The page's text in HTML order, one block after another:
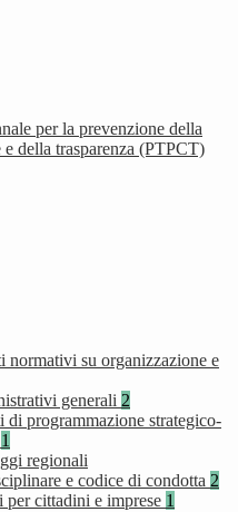
per la prevenzione della
della trasparenza (PTPCT)
normativi su organizzazione e
generali 2
di programmazione strategico-
1
regionali
e codice di condotta 2
cittadini e imprese 1